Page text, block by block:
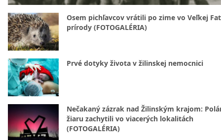
Osem pichľavcov vrátili po zime vo Veľkej
prírody (FOTOGALÉRIA)
Prvé dotyky života v žilinskej nemocnici
Nečakaný zázrak nad Žilinským krajom:
žiaru zachytili vo viacerých lokalitách
(FOTOGALÉRIA)